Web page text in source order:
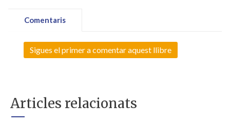
Comentaris
Sigues el primer a comentar aquest llibre
Articles relacionats